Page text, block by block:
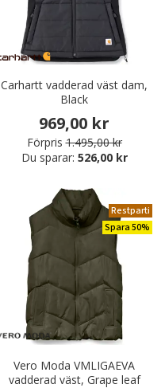
Carhartt vadderad väst dam,
Black
969,00 kr
Förpris 1.495,00 kr
Du sparar: 526,00 kr
Restparti
Spara 50%
Vero Moda VMLIGAEVA
vadderad väst, Grape leaf